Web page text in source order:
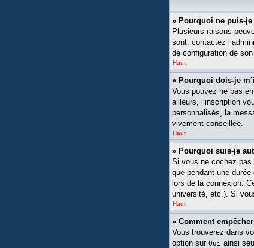
» Pourquoi ne puis-
Plusieurs raisons
sont, contactez
de configuration de
Haut
» Pourquoi dois-je
Vous pouvez ne pas
ailleurs, l’inscription
personnalisés, la
vivement conseillée.
Haut
» Pourquoi suis-je
Si vous ne cochez pas
que pendant une
lors de la connexion.
université, etc.). Si
Haut
» Comment
Vous trouverez dans
option sur Oui ainsi